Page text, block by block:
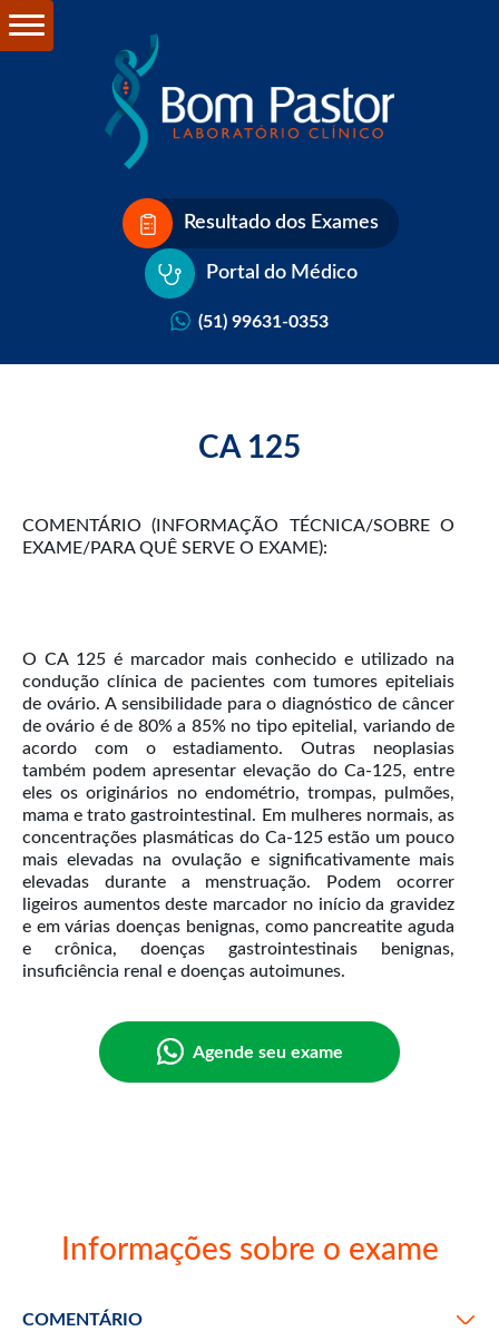
Resultado dos Exames
Portal do Médico
(51) 99631-0353
CA 125
COMENTÁRIO (INFORMAÇÃO TÉCNICA/SOBRE O
EXAME/PARA QUÊ SERVE O EXAME):
O CA 125 é marcador mais conhecido e utilizado na
condução clínica de pacientes com tumores epiteliais
de ovário. A sensibilidade para o diagnóstico de câncer
de ovário é de 80% a 85% no tipo epitelial, variando de
acordo com o estadiamento. Outras neoplasias
também podem apresentar elevação do Ca-125, entre
eles os originários no endométrio, trompas, pulmões,
mama e trato gastrointestinal. Em mulheres normais, as
concentrações plasmáticas do Ca-125 estão um pouco
mais elevadas na ovulação e significativamente mais
elevadas durante a menstruação. Podem ocorrer
ligeiros aumentos deste marcador no início da gravidez
e em várias doenças benignas, como pancreatite aguda
e crônica, doenças gastrointestinais benignas,
Agende seu exame
Informações sobre o exame
COMENTÁRIO